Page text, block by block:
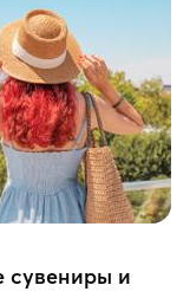
сувениры и